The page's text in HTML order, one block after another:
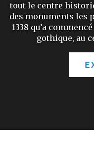
tout le centre
des monuments les
1338 qu’a
gothique, au